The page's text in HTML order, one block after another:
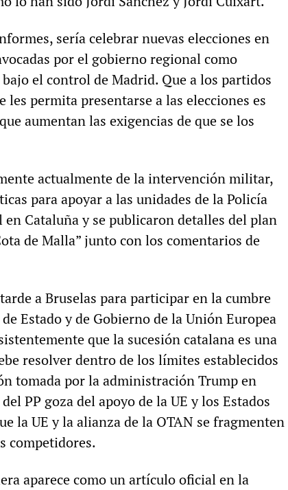
sería celebrar nuevas elecciones en
por el gobierno regional como
el control de Madrid. Que a los partidos
les permita presentarse a las elecciones es
aumentan las exigencias de que se los
actualmente de la intervención militar,
para apoyar a las unidades de la Policía
Cataluña y se publicaron detalles del plan
de Malla” junto con los comentarios de
a Bruselas para participar en la cumbre
Estado y de Gobierno de la Unión Europea
que la sucesión catalana es una
resolver dentro de los límites establecidos
tomada por la administración Trump en
PP goza del apoyo de la UE y los Estados
la UE y la alianza de la OTAN se fragmenten
competidores.
aparece como un artículo oficial en la